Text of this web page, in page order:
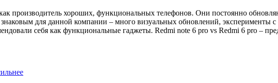
производитель хороших, функциональных телефонов. Они постоянно
знаковым для данной компании – много визуальных обновлений,
себя как функциональные гаджеты. Redmi note 6 pro vs Redmi 6 pro –